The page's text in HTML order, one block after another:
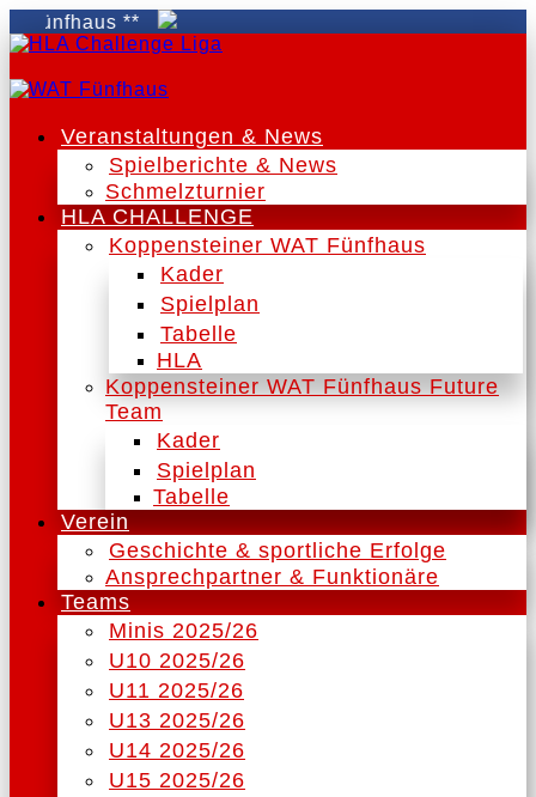
**
Veranstaltungen & News
Spielberichte & News
Schmelzturnier
HLA CHALLENGE
Koppensteiner WAT Fünfhaus
Kader
Spielplan
Tabelle
HLA
Koppensteiner WAT Fünfhaus Future
Team
Kader
Spielplan
Tabelle
Verein
Geschichte & sportliche Erfolge
Ansprechpartner & Funktionäre
Teams
Minis 2025/26
U10 2025/26
U11 2025/26
U13 2025/26
U14 2025/26
U15 2025/26